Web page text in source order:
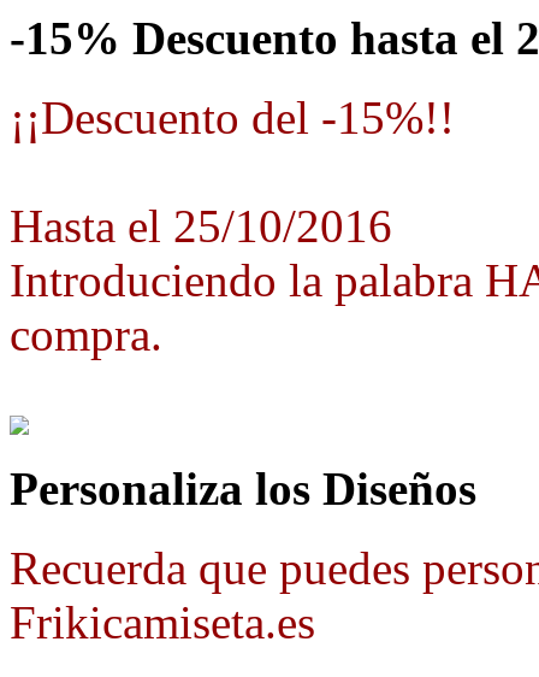
-15% Descuento hasta el
¡¡Descuento del -15%!!
Hasta el 25/10/2016
Introduciendo la palabra
compra.
Personaliza los Diseños
Recuerda que puedes
Frikicamiseta.es